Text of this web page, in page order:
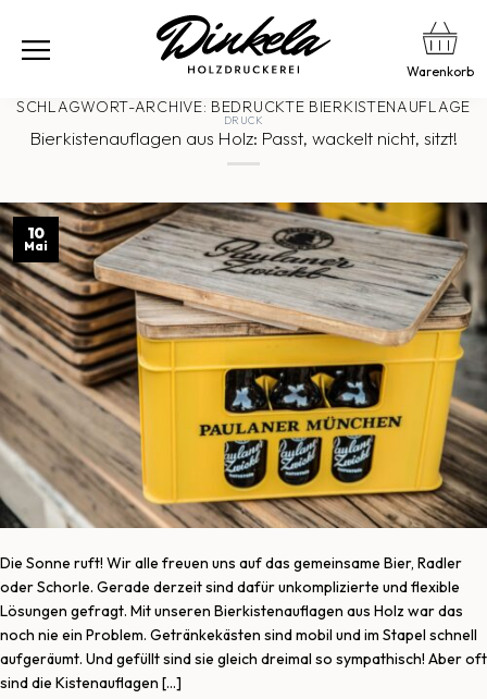
Warenkorb
SCHLAGWORT-ARCHIVE: BEDRUCKTE BIERKISTENAUFLAGE
DRUCK
Bierkistenauflagen aus Holz: Passt, wackelt nicht, sitzt!
10
Mai
Die Sonne ruft! Wir alle freuen uns auf das gemeinsame Bier, Radler
oder Schorle. Gerade derzeit sind dafür unkomplizierte und flexible
Lösungen gefragt. Mit unseren Bierkistenauflagen aus Holz war das
noch nie ein Problem. Getränkekästen sind mobil und im Stapel schnell
aufgeräumt. Und gefüllt sind sie gleich dreimal so sympathisch! Aber oft
sind die Kistenauflagen […]